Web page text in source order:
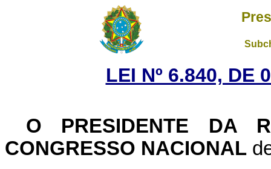
LEI Nº 6.840, DE
O PRESIDENTE DA
CONGRESSO NACIONAL